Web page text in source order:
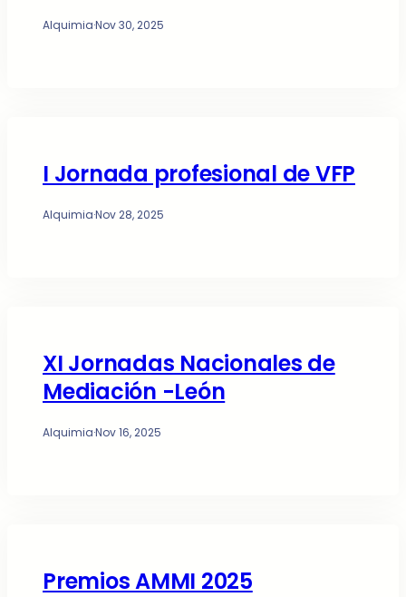
Alquimia·Nov 30, 2025
I Jornada profesional de VFP
Alquimia·Nov 28, 2025
XI Jornadas Nacionales de
Mediación -León
Alquimia·Nov 16, 2025
Premios AMMI 2025